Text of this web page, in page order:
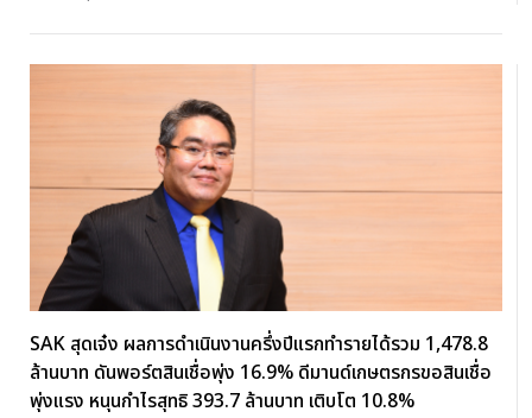
SAK สุดเจ๋ง ผลการดำเนินงานครึ่งปีแรกทำรายได้รวม 1,478.8
ล้านบาท ดันพอร์ตสินเชื่อพุ่ง 16.9% ดีมานด์เกษตรกรขอสินเชื่อ
พุ่งแรง หนุนกำไรสุทธิ 393.7 ล้านบาท เติบโต 10.8%